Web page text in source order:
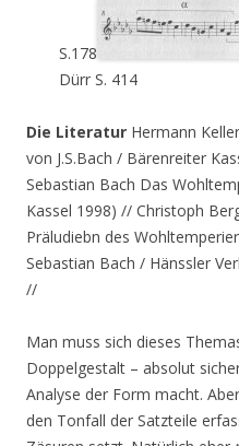
S.178
Dürr S. 414
Die Literatur Hermann
von J.S.Bach / Bärenreiter
Sebastian Bach Das
Kassel 1998) // Christoph
Präludiebn des
Sebastian Bach / Hänssler
//
Man muss sich dieses
Doppelgestalt – absolut
Analyse der Form macht.
den Tonfall der Satzteile